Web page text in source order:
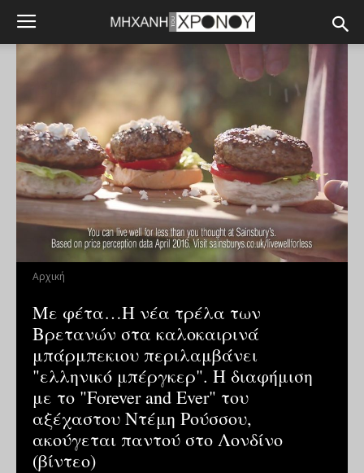
Αρχική
Με φέτα…Η νέα τρέλα των
Βρετανών στα καλοκαιρινά
μπάρμπεκιου περιλαμβάνει
"ελληνικό μπέργκερ". Η διαφήμιση
με το "Forever and Ever" του
αξέχαστου Ντέμη Ρούσσου,
ακούγεται παντού στο Λονδίνο
(βίντεο)